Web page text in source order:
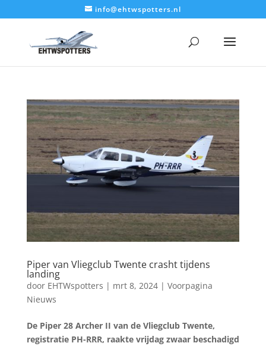
info@ehtwspotters.nl
Piper van Vliegclub Twente crasht tijdens
landing
door EHTWspotters | mrt 8, 2024| Voorpagina
Nieuws
De Piper 28 Archer II van de Vliegclub Twente,
registratie PH-RRR, raakte vrijdag zwaar beschadigd